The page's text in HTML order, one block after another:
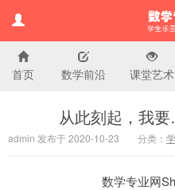
小学数
首页 数学前沿 课堂艺术
从此刻起，我
admin 发布于 2020-10-23 分类：
数学专业网